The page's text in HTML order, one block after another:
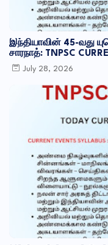
இந்தியாவின் 45-வது
சாரநாத்: TNPSC
July 28, 2026